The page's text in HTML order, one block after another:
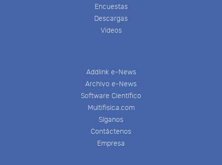
Encuestas
Descargas
Videos
Addlink e-News
Archivo e-News
Software Científico
Multifisica.com
Síganos
Contáctenos
Empresa